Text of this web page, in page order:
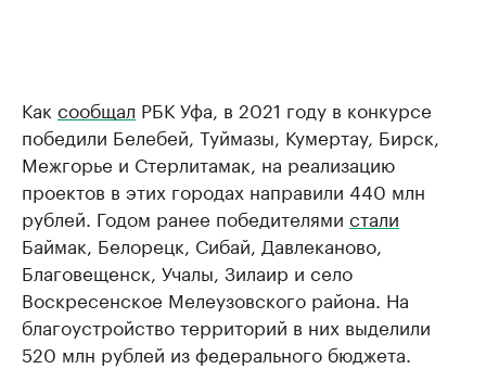
Как сообщал РБК Уфа, в 2021 году в конкурсе
победили Белебей, Туймазы, Кумертау, Бирск,
Межгорье и Стерлитамак, на реализацию
проектов в этих городах направили 440 млн
рублей. Годом ранее победителями стали
Баймак, Белорецк, Сибай, Давлеканово,
Благовещенск, Учалы, Зилаир и село
Воскресенское Мелеузовского района. На
благоустройство территорий в них выделили
520 млн рублей из федерального бюджета.